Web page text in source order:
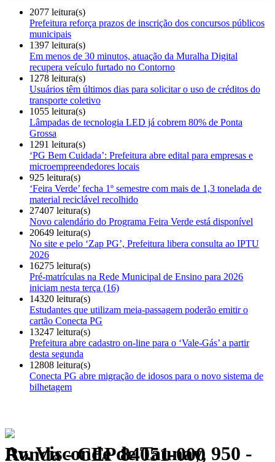
2077 leitura(s)
Prefeitura reforça prazos de inscrição dos concursos públicos
municipais
1397 leitura(s)
Em menos de 30 minutos, atuação da Muralha Digital
recupera veículo furtado no Contorno
1278 leitura(s)
Usuários têm últimos dias para solicitar o uso de créditos do
transporte coletivo
1055 leitura(s)
Lâmpadas de tecnologia LED já cobrem 80% de Ponta
Grossa
1291 leitura(s)
‘PG Bem Cuidada’: Prefeitura abre edital para empresas e
microempreendedores locais
925 leitura(s)
‘Feira Verde’ fecha 1º semestre com mais de 1,3 tonelada de
material reciclável recolhido
27407 leitura(s)
Novo calendário do Programa Feira Verde está disponível
20649 leitura(s)
No site e pelo ‘Zap PG’, Prefeitura libera consulta ao IPTU
2026
16275 leitura(s)
Pré-matrículas na Rede Municipal de Ensino para 2026
iniciam nesta terça (16)
14320 leitura(s)
Estudantes que utilizam meia-passagem poderão emitir o
cartão Conecta PG
13247 leitura(s)
Prefeitura abre cadastro on-line para o ‘Vale-Gás’ a partir
desta segunda
12808 leitura(s)
Conecta PG abre migração de idosos para o novo sistema de
bilhetagem
Av. Visconde de Taunay, 950 - Ronda - CEP 84051-000